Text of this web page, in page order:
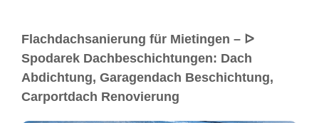
Flachdachsanierung für Mietingen – ᐅ
Spodarek Dachbeschichtungen: Dach
Abdichtung, Garagendach Beschichtung,
Carportdach Renovierung